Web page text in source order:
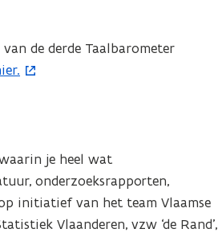
de derde Taalbarometer
je heel wat
onderzoeksrapporten,
initiatief van het team Vlaamse
Vlaanderen, vzw ‘de Rand’,